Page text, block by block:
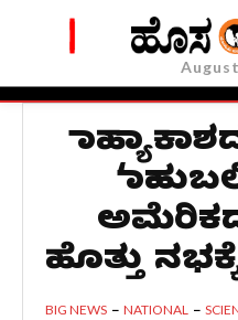
ಹೊತ್ತು
BIG NEWS NATIONAL